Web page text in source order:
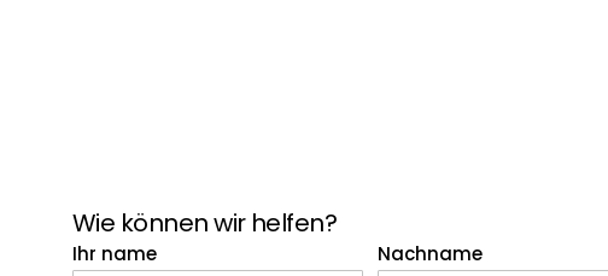
Wie können wir helfen?
Ihr name Nachname